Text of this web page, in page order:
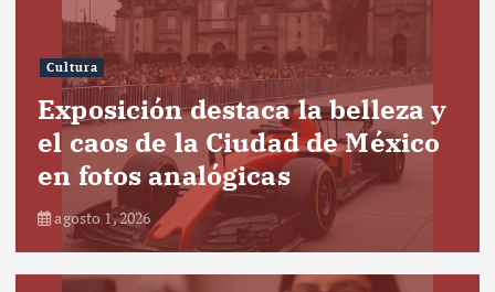
Cultura
Exposición destaca la belleza y
el caos de la Ciudad de México
en fotos analógicas
agosto 1, 2026